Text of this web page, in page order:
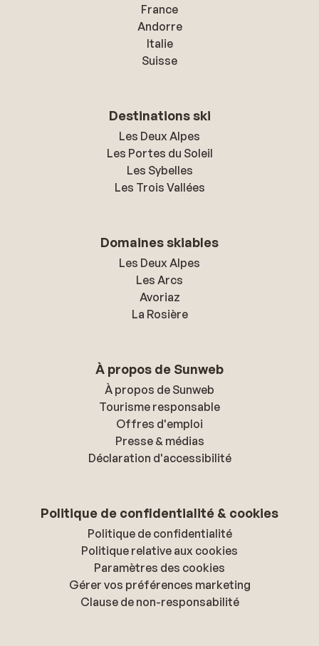
France
Andorre
Italie
Suisse
Destinations ski
Les Deux Alpes
Les Portes du Soleil
Les Sybelles
Les Trois Vallées
Domaines skiables
Les Deux Alpes
Les Arcs
Avoriaz
La Rosière
À propos de Sunweb
À propos de Sunweb
Tourisme responsable
Offres d'emploi
Presse & médias
Déclaration d'accessibilité
Politique de confidentialité & cookies
Politique de confidentialité
Politique relative aux cookies
Paramètres des cookies
Gérer vos préférences marketing
Clause de non-responsabilité